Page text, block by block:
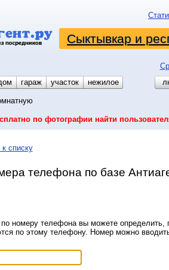
Сыктывкар и
место
гараж участок
нежилое
по фотографии найти
списку
телефона по базе
номеру телефона вы можете определить,
по этому телефону. Номер можно